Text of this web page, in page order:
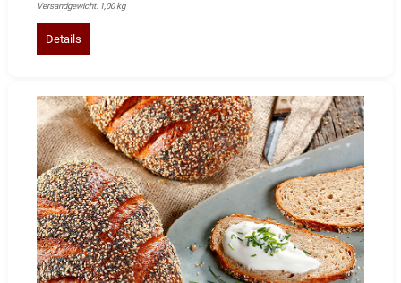
Versandgewicht: 1,00 kg
Details